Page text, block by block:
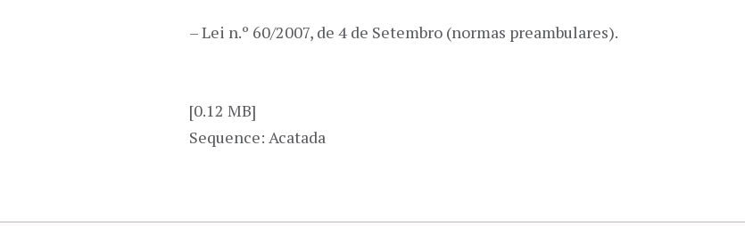
– Lei n.º 60/2007, de 4 de Setembro (normas preambulares).
[0.12 MB]
Sequence: Acatada